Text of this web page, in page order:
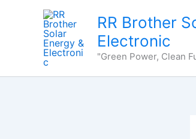
RR Brother
Electronic
"Green Power, Clean